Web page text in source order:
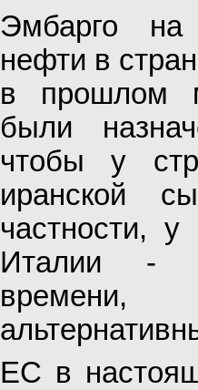
Эмбарго на
нефти в
в прошлом
были
чтобы у
иранской
частности,
Италии -
ЕС в